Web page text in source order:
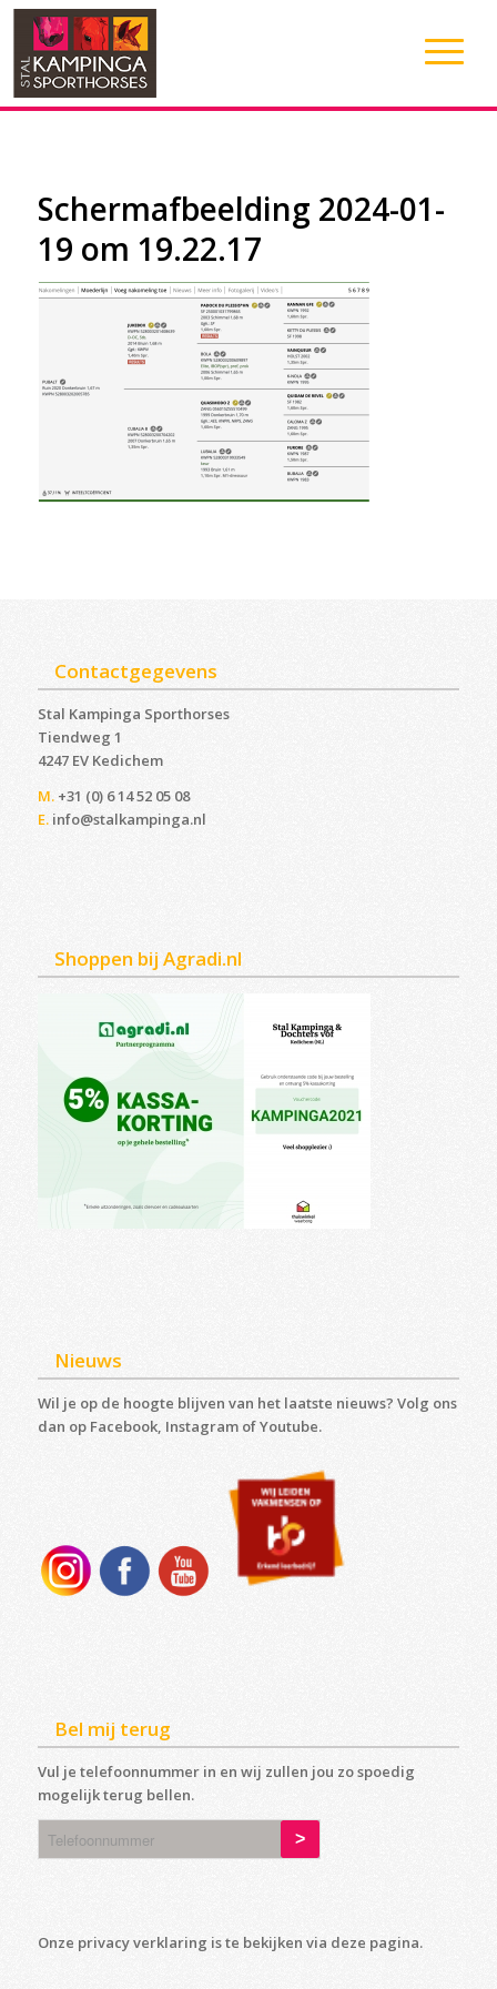
Scherm­afbeelding 2024-01-
19 om 19.22.17
Contactgegevens
Stal Kampinga Sporthorses
Tiendweg 1
4247 EV Kedichem ‎
M.+31 (0) 6 14 52 05 08
E. info@stalkampinga.nl
Shoppen bij Agradi.nl
Nieuws
Wil je op de hoogte blijven van het laatste nieuws? Volg ons
dan op Facebook, Instagram of Youtube.
Bel mij terug
Vul je telefoonnummer in en wij zullen jou zo spoedig
mogelijk terug bellen.
Onze privacy verklaring is te bekijken via deze pagina.